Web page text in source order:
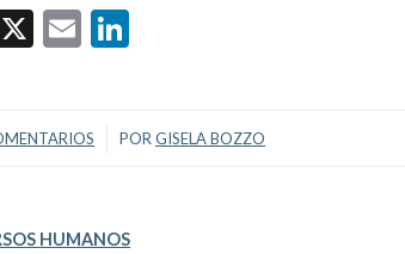
X Email
/ PORGISELA BOZZO
HUMANOS